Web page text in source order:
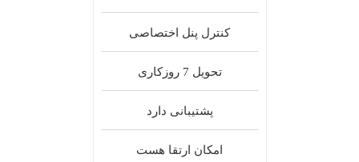
کنترل پنل اختصاصی
تحویل
پشتیبانی دارد
امکان ارتقا هست